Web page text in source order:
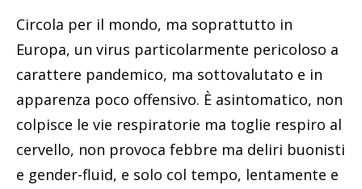
Circola per il mondo, ma soprattutto in
Europa, un virus particolarmente pericoloso a
carattere pandemico, ma sottovalutato e in
apparenza poco offensivo. È asintomatico, non
colpisce le vie respiratorie ma toglie respiro al
cervello, non provoca febbre ma deliri buonisti
e gender-fluid, e solo col tempo, lentamente e